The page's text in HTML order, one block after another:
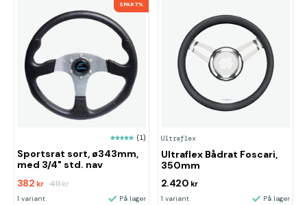
SPAR 7%
(1)
Sportsrat sort, ø343mm,
med 3/4" std. nav
382 kr 411kr
1 variant På lager
Ultraflex
Ultraflex Bådrat Foscari,
350mm
2.420 kr
1 variant På lager